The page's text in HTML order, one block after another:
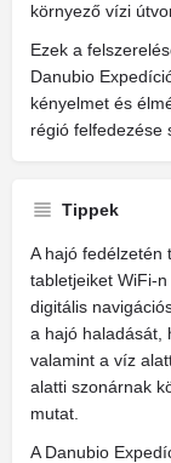
környező vízi
Ezek a
Danubio
kényelmet és
régió felfedezése
Tippek
A hajó fedélzetén
tabletjeiket WiFi-
digitális
a hajó haladását,
valamint a víz
alatti szonárnak
mutat.
A Danubio